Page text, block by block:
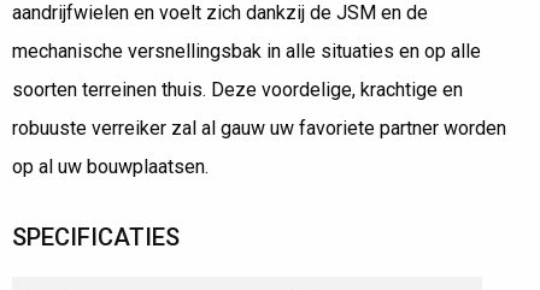
aandrijfwielen en voelt zich dankzij de JSM en de
mechanische versnellingsbak in alle situaties en op alle
soorten terreinen thuis. Deze voordelige, krachtige en
robuuste verreiker zal al gauw uw favoriete partner worden
op al uw bouwplaatsen.
SPECIFICATIES